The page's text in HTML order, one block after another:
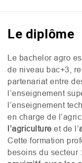
Le diplôme
Le bachelor agro
de niveau bac+3,
partenariat entre
l’enseignement
l’enseignement
en charge de
l’agriculture et de l’
Cette formation
besoins du secteur :